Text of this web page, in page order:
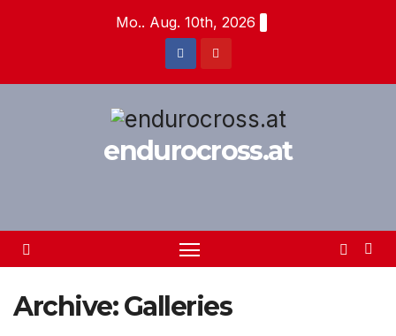
Mo.. Aug. 10th, 2026
endurocross.at
Archive:Galleries